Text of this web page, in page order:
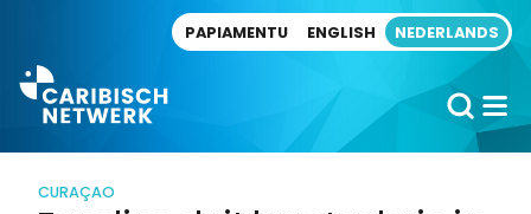
PAPIAMENTU ENGLISH NEDERLANDS
CURAÇAO